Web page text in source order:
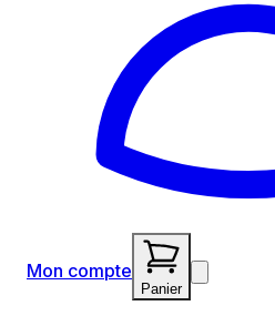
Mon compte
Panier